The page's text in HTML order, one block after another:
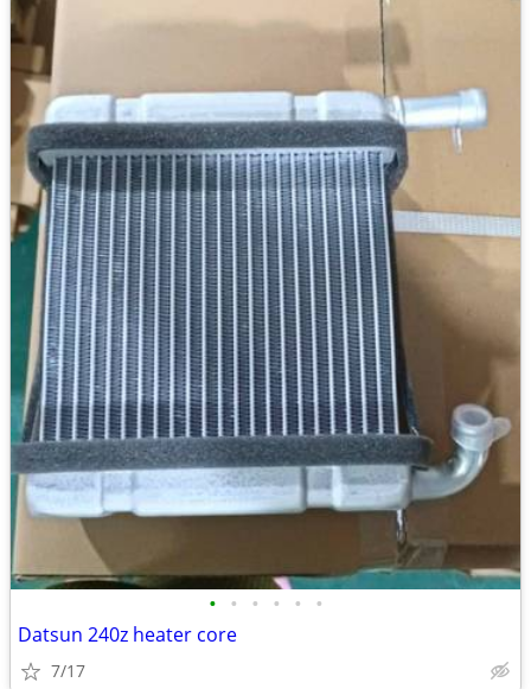
• • • • • •
Datsun 240z heater core
7/17